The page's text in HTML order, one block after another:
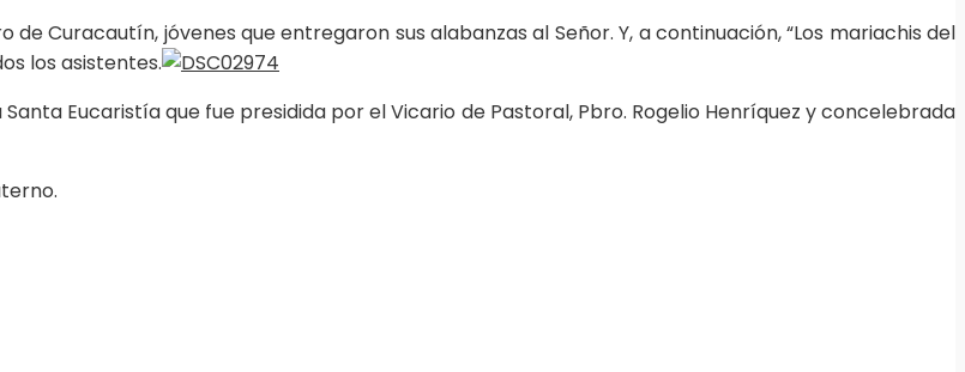
Curacautín, jóvenes que entregaron sus alabanzas al Señor. Y, a continuación, “Los mariachis del
los asistentes.
Eucaristía que fue presidida por el Vicario de Pastoral, Pbro. Rogelio Henríquez y concelebrada